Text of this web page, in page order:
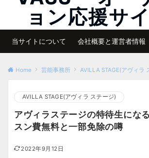
ョン応援サ
当サイトについて 会社概要と運営者情報
Home 芸能事務所 AVILLA STAGE(アヴィラ
AVILLA STAGE(アヴィラ ステージ)
アヴィラステージの特待生にな
スン費無料と一部免除の噂
2022年9月12日